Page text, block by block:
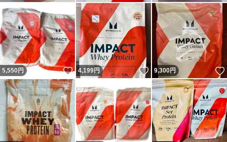
5,550 円 いいね！
4,199円 いいね！
9,300円